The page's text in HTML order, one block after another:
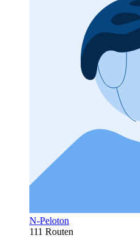
N-Peloton
111 Routen